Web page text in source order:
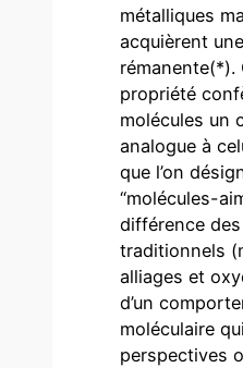
métalliques
acquièrent
rémanente(*).
propriété
molécules un
analogue à
que l’on
“molécules-
différence
traditionnels
alliages et
d’un
moléculaire
perspectives